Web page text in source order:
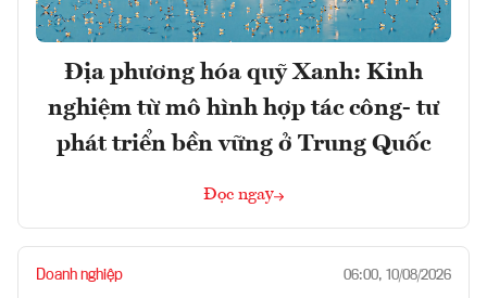
Địa phương hóa quỹ Xanh: Kinh
nghiệm từ mô hình hợp tác công- tư
phát triển bền vững ở Trung Quốc
Đọc ngay
Doanh nghiệp 06:00, 10/08/2026